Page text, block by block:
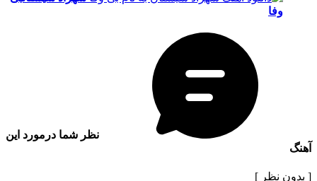
وفا
نظر شما درمورد این
آهنگ
[ بدون نظر ]